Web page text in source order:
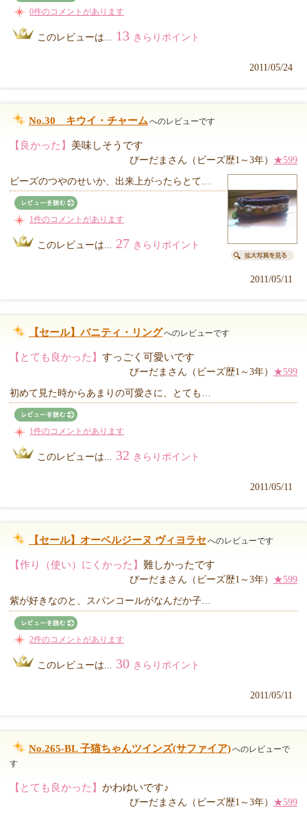
0件のコメントがあります
このレビューは... 13 きらりポイント
2011/05/24
No.30 キウイ・チャーム へのレビューです
【良かった】 美味しそうです
びーだまさん（ビーズ歴1～3年） ★599
ビーズのつやのせいか、出来上がったらとて…
1件のコメントがあります
このレビューは... 27 きらりポイント
2011/05/11
【セール】バニティ・リングへのレビューです
【とても良かった】 すっごく可愛いです
びーだまさん（ビーズ歴1～3年） ★599
初めて見た時からあまりの可愛さに、とても…
1件のコメントがあります
このレビューは... 32 きらりポイント
2011/05/11
【セール】オーベルジーヌ ヴィヨラセ へのレビューです
【作り（使い）にくかった】 難しかったです
びーだまさん（ビーズ歴1～3年） ★599
紫が好きなのと、スパンコールがなんだか子…
2件のコメントがあります
このレビューは... 30 きらりポイント
2011/05/11
No.265-BL 子猫ちゃんツインズ(サファイア)へのレビューで
す
【とても良かった】 かわゆいです♪
びーだまさん（ビーズ歴1～3年） ★599